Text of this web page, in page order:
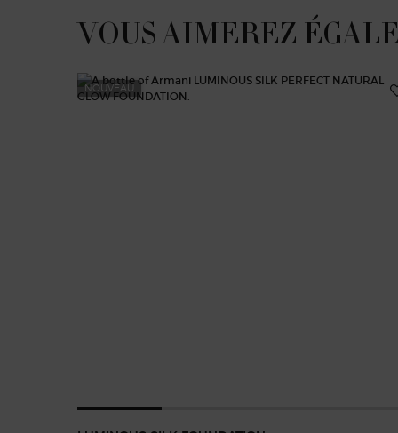
VOUS AIMEREZ
NOUVEAU